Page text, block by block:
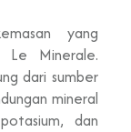
yang
Le Minerale.
dari sumber
mineral
dan